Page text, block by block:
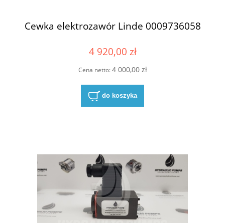
Cewka elektrozawór Linde 0009736058
4 920,00 zł
Cena netto:4 000,00 zł
do koszyka